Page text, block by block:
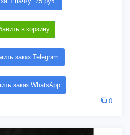
в корзину
заказ Telegram
заказ WhatsApp
0